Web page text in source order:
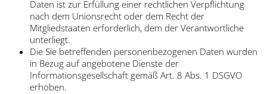
Daten ist zur Erfüllung einer rechtlichen Verpflichtung
nach dem Unionsrecht oder dem Recht der
Mitgliedstaaten erforderlich, dem der Verantwortliche
unterliegt.
Die Sie betreffenden personenbezogenen Daten wurden
in Bezug auf angebotene Dienste der
Informationsgesellschaft gemäß Art. 8 Abs. 1 DSGVO
erhoben.